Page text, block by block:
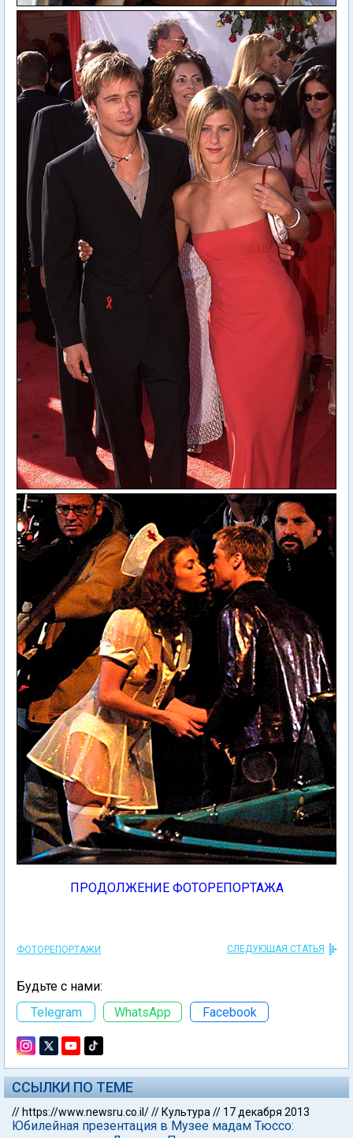
ПРОДОЛЖЕНИЕ ФОТОРЕПОРТАЖА
ФОТОРЕПОРТАЖИ СЛЕДУЮЩАЯ СТАТЬЯ
Будьте с нами:
Telegram
WhatsApp Facebook
ССЫЛКИ ПО ТЕМЕ
// https://www.newsru.co.il/// Культура // 17 декабря 2013
Юбилейная презентация в Музее мадам Тюссо: